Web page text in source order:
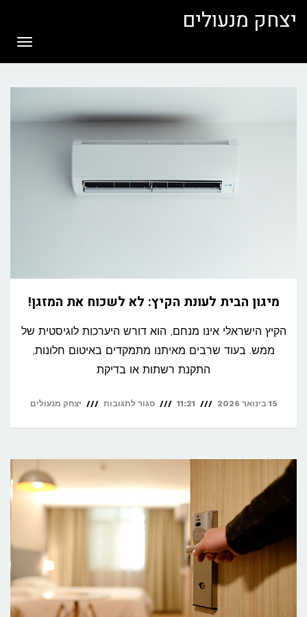
יצחק מנעולים
מיגון הבית לעונת הקיץ: לא לשכוח את המזגן!
הקיץ הישראלי אינו מנחם, הוא דורש היערכות לוגיסטית של
ממש. בעוד שרבים מאיתנו מתמקדים באיטום חלונות,
התקנת רשתות או בדיקת
15 בינואר 2026 11:21 סגור לתגובות על
לעונת
הקיץ:
לא
לשכוח
המזגן!
יצחק מנעולים